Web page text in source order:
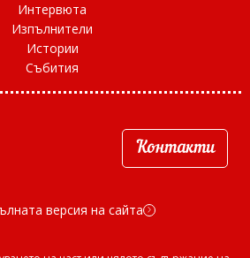
Интервюта
Изпълнители
Истории
Събития
Контакти
версия на сайта d